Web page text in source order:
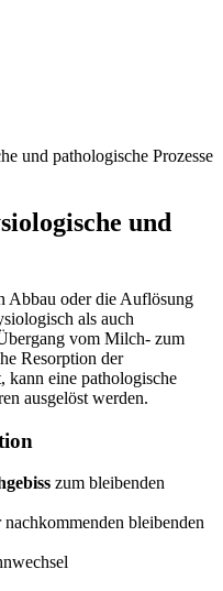
und pathologische Prozesse
und
Abbau oder die Auflösung
als auch
vom Milch- zum
Resorption der
kann eine pathologische
ausgelöst werden.
zum bleibenden
bleibenden